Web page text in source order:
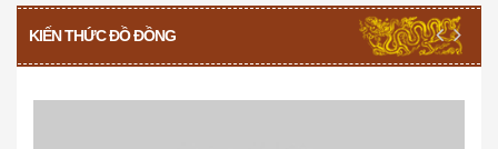
KIẾN THỨC ĐỒ ĐỒNG